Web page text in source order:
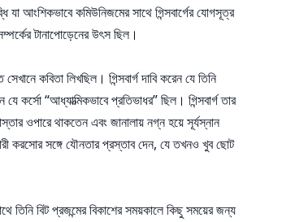
যা আংশিকভাবে কমিউনিজমের সাথে গিন্সবার্গের যোগসূত্র
টানাপোড়েনের উৎস ছিল।
কবিতা লিখছিল। গিন্সবার্গ দাবি করেন যে তিনি
“আধ্যাত্মিকভাবে প্রতিভাধর” ছিল। গিন্সবার্গ তার
ওপারে থাকতেন এবং জানালায় নগ্ন হয়ে সূর্যস্নান
নারী করসোর সঙ্গে যৌনতার প্রস্তাব দেন, যে তখনও খুব ছোট
তিনি বিট প্রজন্মের বিকাশের সময়কালে কিছু সময়ের জন্য